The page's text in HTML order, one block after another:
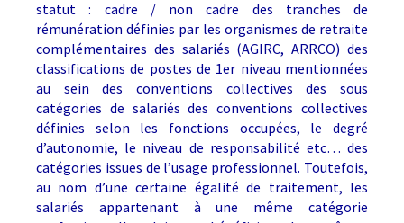
statut : cadre / non cadre des tranches de
rémunération définies par les organismes de retraite
complémentaires des salariés (AGIRC, ARRCO) des
classifications de postes de 1er niveau mentionnées
au sein des conventions collectives des sous
catégories de salariés des conventions collectives
définies selon les fonctions occupées, le degré
d’autonomie, le niveau de responsabilité etc… des
catégories issues de l’usage professionnel. Toutefois,
au nom d’une certaine égalité de traitement, les
salariés appartenant à une même catégorie